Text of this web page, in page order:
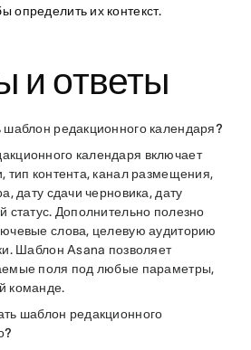
определить их контекст.
и ответы
шаблон редакционного календаря?
календаря включает
тип контента, канал размещения,
дату сдачи черновика, дату
статус. Дополнительно полезно
слова, целевую аудиторию
Шаблон Asana позволяет
поля под любые параметры,
команде.
шаблон редакционного